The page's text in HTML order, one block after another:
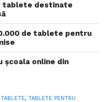
tablete destinate
de tablete pentru
școala online din
TABLETE, TABLETE PENTRU